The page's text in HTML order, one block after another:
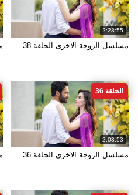
2:23:55
مسلسل الزوجة الاخرى الحلقة 38
2:03:53
الحلقة 36
مسلسل الزوجة الاخرى الحلقة 36